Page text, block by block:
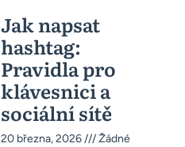
Jak napsat
hashtag:
Pravidla pro
klávesnici a
sociální sítě
20 března, 2026
Žádné